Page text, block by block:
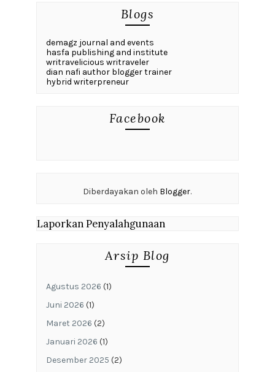
Blogs
demagz journal and events
hasfa publishing and institute
writravelicious writraveler
dian nafi author blogger trainer
hybrid writerpreneur
Facebook
Diberdayakan oleh Blogger.
Laporkan Penyalahgunaan
Arsip Blog
Agustus 2026 (1)
Juni 2026 (1)
Maret 2026 (2)
Januari 2026 (1)
Desember 2025 (2)